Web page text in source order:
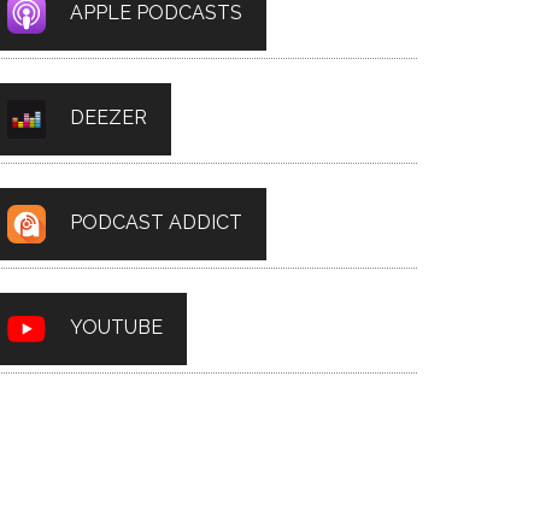
APPLE PODCASTS
DEEZER
PODCAST ADDICT
YOUTUBE